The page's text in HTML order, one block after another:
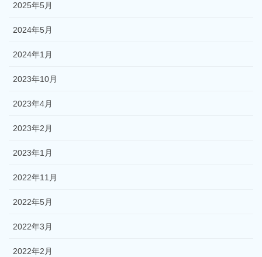
2025年5月
2024年5月
2024年1月
2023年10月
2023年4月
2023年2月
2023年1月
2022年11月
2022年5月
2022年3月
2022年2月